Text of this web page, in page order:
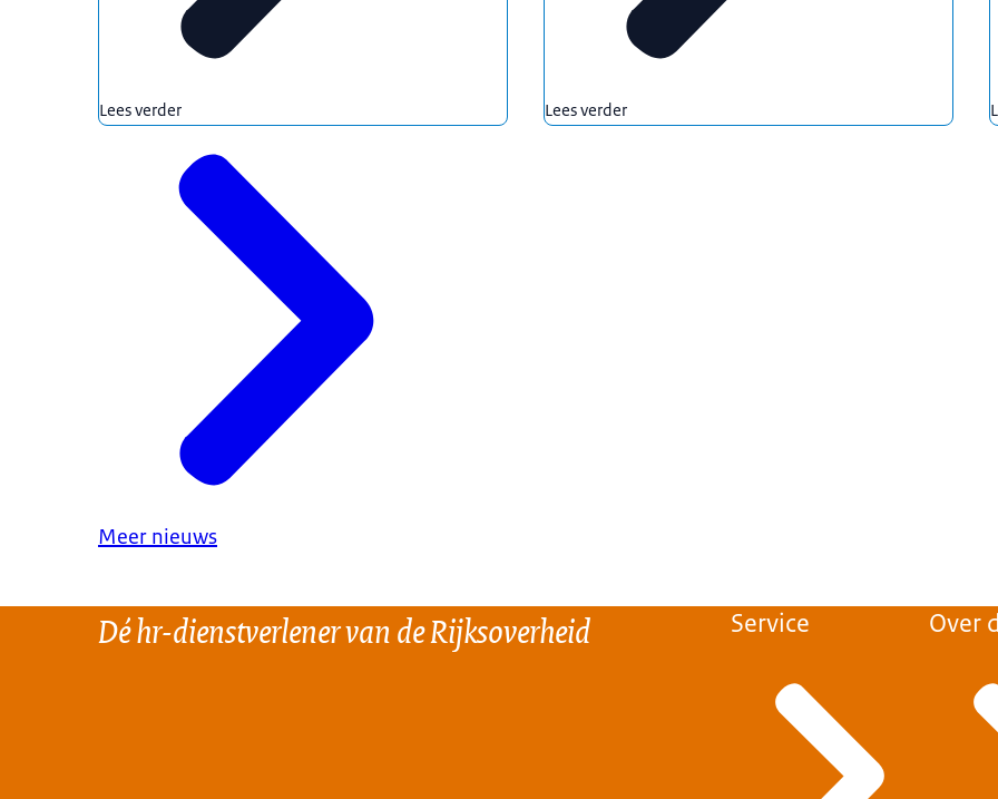
Lees verder Lees verder
Meer nieuws
Dé hr-dienstverlener van de Rijksoverheid Service Over